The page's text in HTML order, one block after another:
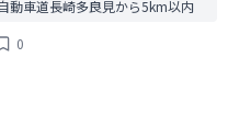
動車道長崎多良見から5km以内
0